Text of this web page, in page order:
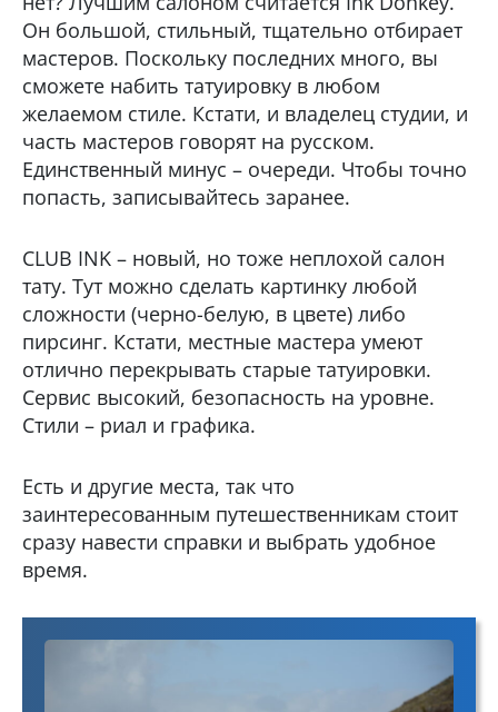
Он большой, стильный, тщательно отбирает
мастеров. Поскольку последних много, вы
сможете набить татуировку в любом
желаемом стиле. Кстати, и владелец студии, и
часть мастеров говорят на русском.
Единственный минус – очереди. Чтобы точно
попасть, записывайтесь заранее.
CLUB INK – новый, но тоже неплохой салон
тату. Тут можно сделать картинку любой
сложности (черно-белую, в цвете) либо
пирсинг. Кстати, местные мастера умеют
отлично перекрывать старые татуировки.
Сервис высокий, безопасность на уровне.
Стили – риал и графика.
Есть и другие места, так что
заинтересованным путешественникам стоит
сразу навести справки и выбрать удобное
время.